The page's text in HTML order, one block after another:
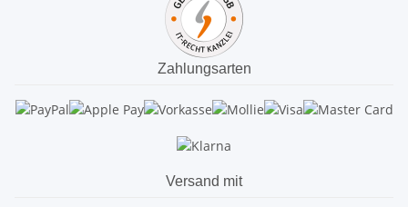
Zahlungsarten
Versand mit